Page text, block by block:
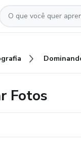
Fotos